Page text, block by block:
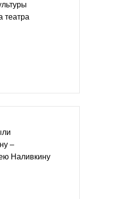
театра
–
Наливкину